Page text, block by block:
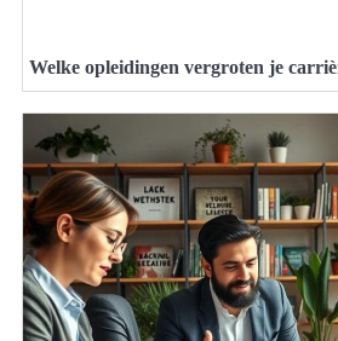
Welke opleidingen vergroten je